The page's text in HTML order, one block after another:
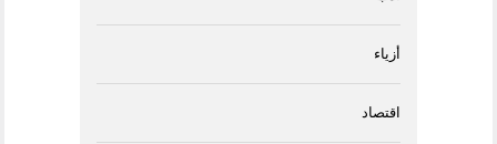
أزياء
اقتصاد